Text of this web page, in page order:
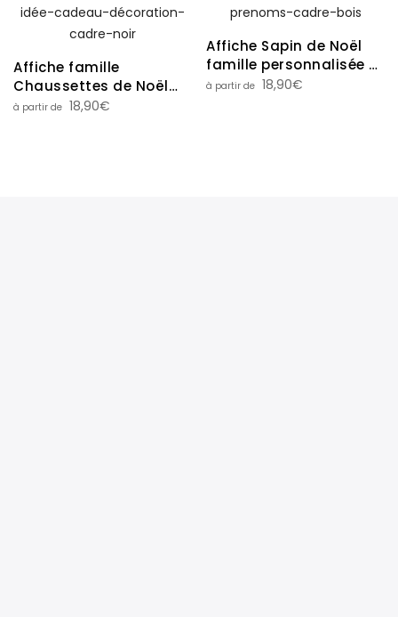
Affiche famille
Chaussettes de Noël
personnalisée avec
18,90€
Affiche Sapin de Noël
famille personnalisée –
Boules prénoms
18,90€